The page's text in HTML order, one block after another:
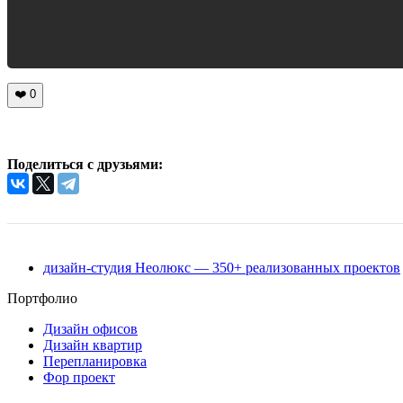
❤️ 0
Поделиться с друзьями:
дизайн-студия Неолюкс — 350+ реализованных проектов
Портфолио
Дизайн офисов
Дизайн квартир
Перепланировка
Фор проект